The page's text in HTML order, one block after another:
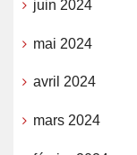
juin 2024
mai 2024
avril 2024
mars 2024